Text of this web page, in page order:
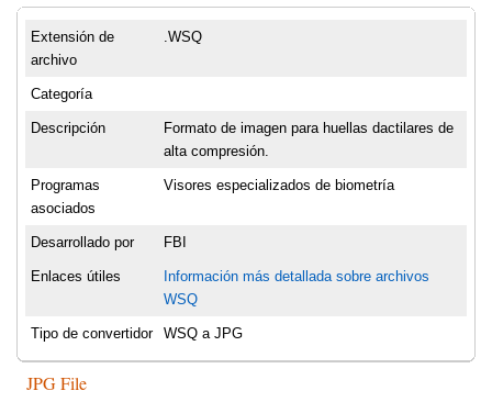
Extensión de
archivo
.WSQ
Categoría
Descripción
Formato de imagen para huellas dactilares de
alta compresión.
Programas
asociados
Visores especializados de biometría
Desarrollado por FBI
Enlaces útiles
Información más detallada sobre archivos
WSQ
Tipo de convertidor WSQ a JPG
JPG File